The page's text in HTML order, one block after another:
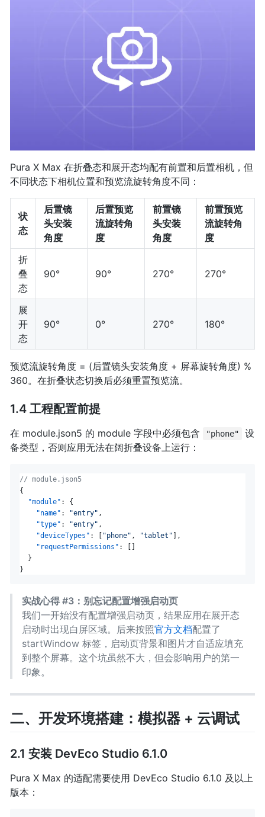
Pura X Max 在折叠态和展开态均配有前置和后置相机，但
不同状态下相机位置和预览流旋转角度不同：
状
态
后置镜
头安装
角度
后置预览
流旋转角
度
前置镜
头安装
角度
前置预览
流旋转角
度
折
叠
态
90° 90° 270° 270°
展
开
态
90° 0° 270° 180°
预览流旋转角度 = (后置镜头安装角度 + 屏幕旋转角度) %
360。在折叠状态切换后必须重置预览流。
1.4 工程配置前提
在 module.json5 的 module 字段中必须包含 "phone"
设
备类型，否则应用无法在阔折叠设备上运行：
// module.json5
{
"module" :
{
"name" : "entry" ,
"type" : "entry" ,
"deviceTypes" : "phone" , "tablet"
,
"requestPermissions" :
}
}
实战心得 #3：别忘记配置增强启动页
我们一开始没有配置增强启动页，结果应用在展开态
启动时出现白屏区域。后来按照官方文档配置了
startWindow 标签，启动页背景和图片才自适应填充
到整个屏幕。这个坑虽然不大，但会影响用户的第一
印象。
二、开发环境搭建：模拟器 + 云调试
2.1 安装 DevEco Studio 6.1.0
Pura X Max 的适配需要使用 DevEco Studio 6.1.0 及以上
版本：